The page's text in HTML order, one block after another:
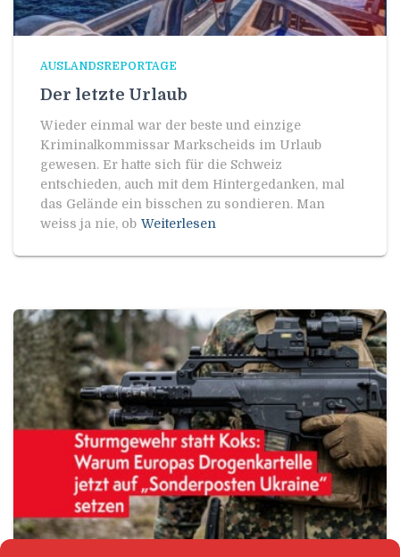
AUSLANDSREPORTAGE
Der letzte Urlaub
Wieder einmal war der beste und einzige
Kriminalkommissar Markscheids im Urlaub
gewesen. Er hatte sich für die Schweiz
entschieden, auch mit dem Hintergedanken, mal
das Gelände ein bisschen zu sondieren. Man
weiss ja nie, ob Weiterlesen